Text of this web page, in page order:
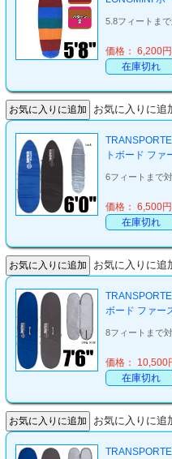
5.8フィートま
価格： 6,200
在庫切れ
お気に入りに追
トボード ファ
6フィートまで
価格： 6,500
在庫切れ
お気に入りに追
ボード ファー
8フィートまで
価格： 10,500
在庫切れ
お気に入りに追